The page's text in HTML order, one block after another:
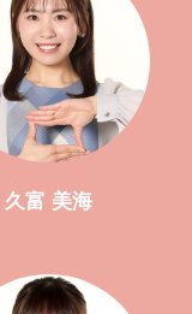
久富 美海